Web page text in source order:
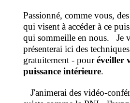
Passionné, comme vous,
qui visent à accéder à ce
qui sommeille en nous. Je
présenterai ici des
gratuitement - pouréveiller
puissance intérieure.
J'animerai des vidéo-